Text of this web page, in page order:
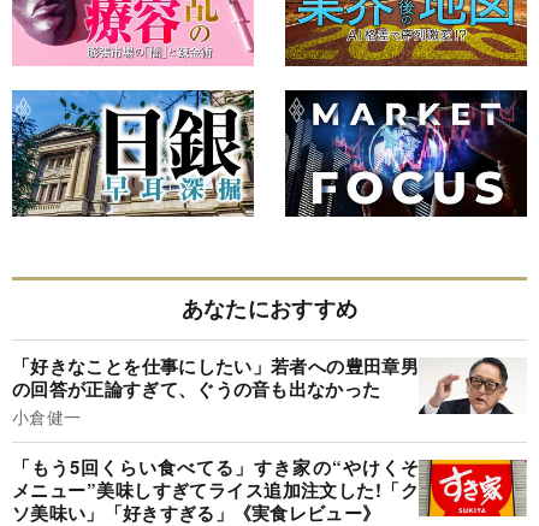
あなたにおすすめ
「好きなことを仕事にしたい」若者への豊田章男
の回答が正論すぎて、ぐうの音も出なかった
小倉健一
「もう5回くらい食べてる」すき家の“やけくそ
メニュー”美味しすぎてライス追加注文した!「ク
ソ美味い」「好きすぎる」《実食レビュー》